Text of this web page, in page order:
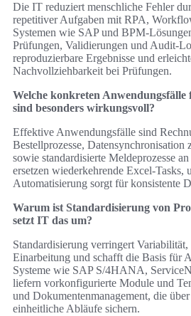
Die IT reduziert menschliche Fehler
repetitiver Aufgaben mit RPA,
Systemen wie SAP und BPM-
Prüfungen, Validierungen und Audit-
reproduzierbare Ergebnisse und
Nachvollziehbarkeit bei Prüfungen.
Welche konkreten
sind besonders wirkungsvoll?
Effektive Anwendungsfälle sind
Bestellprozesse,
sowie standardisierte Meldeprozesse
ersetzen wiederkehrende Excel-Tasks,
Automatisierung sorgt für konsistente
Warum ist Standardisierung von
setzt IT das um?
Standardisierung verringert Variabilität,
Einarbeitung und schafft die Basis für
Systeme wie SAP S/4HANA,
liefern vorkonfigurierte Module und
und Dokumentenmanagement, die
einheitliche Abläufe sichern.